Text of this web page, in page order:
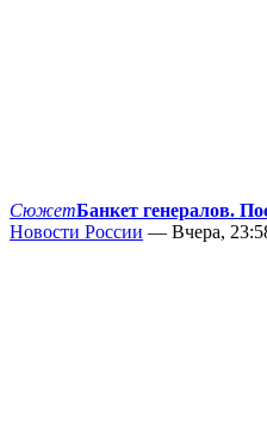
СюжетБанкет генералов.
Новости России — Вчера,